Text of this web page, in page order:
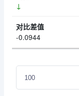
↓
-0.0944